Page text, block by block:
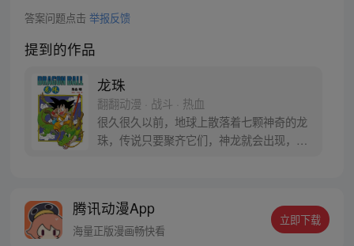
答案问题点击 举报反馈
提到的作品
龙珠
翻翻动漫 · 战斗 · 热血
很久很久以前，地球上散落着七颗神奇的龙
珠，传说只要聚齐它们，神龙就会出现，并
腾讯动漫App
海量正版漫画畅快看
立即下载